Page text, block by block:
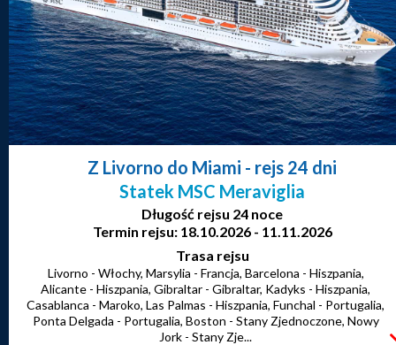
Z Livorno do Miami - rejs 24 dni
Statek MSC Meraviglia
Długość rejsu 24 noce
Termin rejsu: 18.10.2026 - 11.11.2026
Trasa rejsu
Livorno - Włochy, Marsylia - Francja, Barcelona - Hiszpania,
Alicante - Hiszpania, Gibraltar - Gibraltar, Kadyks - Hiszpania,
Casablanca - Maroko, Las Palmas - Hiszpania, Funchal - Portugalia,
Ponta Delgada - Portugalia, Boston - Stany Zjednoczone, Nowy
Jork - Stany Zje...